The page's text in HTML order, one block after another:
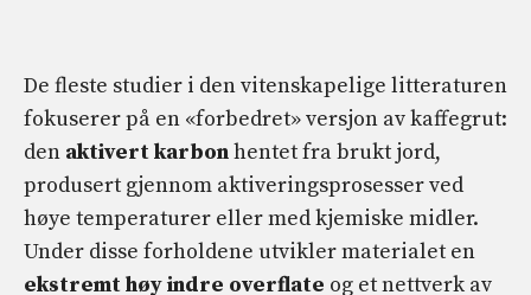
De fleste studier i den vitenskapelige litteraturen
fokuserer på en «forbedret» versjon av kaffegrut:
den aktivert karbonhentet fra brukt jord,
produsert gjennom aktiveringsprosesser ved
høye temperaturer eller med kjemiske midler.
Under disse forholdene utvikler materialet en
ekstremt høy indre overflate og et nettverk av